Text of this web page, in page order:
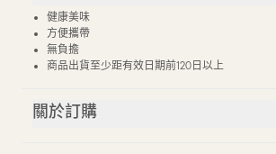
健康美味
方便攜帶
無負擔
商品出貨至少距有效日期前120日以上
關於訂購